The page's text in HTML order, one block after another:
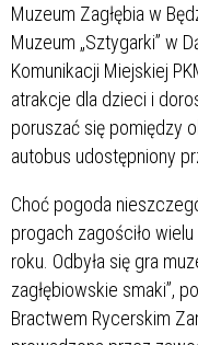
Muzeum Zagłębia w
Muzeum „Sztygarki” w
Komunikacji Miejskiej
atrakcje dla dzieci i
poruszać się pomiędzy
autobus udostępniony
Choć pogoda
progach zagościło
roku. Odbyła się gra
zagłębiowskie smaki”,
Bractwem Rycerskim